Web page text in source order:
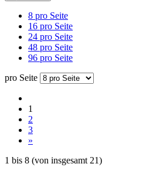
8 pro Seite
16 pro Seite
24 pro Seite
48 pro Seite
96 pro Seite
pro Seite
1
2
3
»
1 bis 8 (von insgesamt 21)